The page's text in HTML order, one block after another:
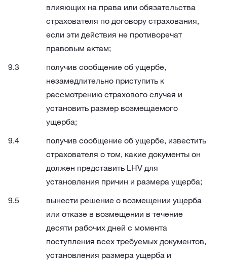
влияющих на права или обязательства
страхователя по договору страхования,
если эти действия не противоречат
правовым актам;
получив сообщение об ущербе,
незамедлительно приступить к
рассмотрению страхового случая и
установить размер возмещаемого
ущерба;
получив сообщение об ущербе, известить
страхователя о том, какие документы он
должен представить LHV для
установления причин и размера ущерба;
вынести решение о возмещении ущерба
или отказе в возмещении в течение
десяти рабочих дней с момента
поступления всех требуемых документов,
установления размера ущерба и